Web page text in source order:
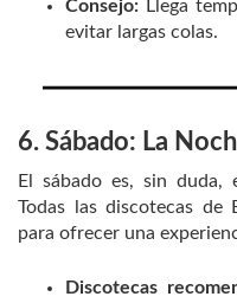
Consejo: Llega
evitar largas colas.
6. Sábado: La
El sábado es, sin duda,
Todas las discotecas de
para ofrecer una
Discotecas